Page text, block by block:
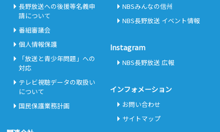
長野放送への後援等名義申
請について
番組審議会
個人情報保護
「放送と青少年問題」への
対応
テレビ視聴データの取扱い
について
国民保護業務計画
NBSみんなの信州
NBS長野放送 イベント情報
Instagram
NBS長野放送 広報
インフォメーション
お問い合わせ
サイトマップ